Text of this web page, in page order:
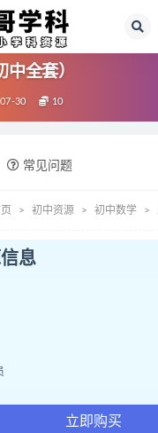
全套）
30 10
常见问题
初中资源 初中数学
息
立即购买